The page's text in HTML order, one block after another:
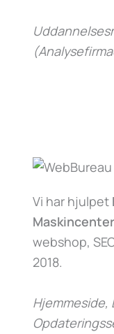
Vi har hjulpet
Maskincenter
webshop,
2018.
Hjemmeside,